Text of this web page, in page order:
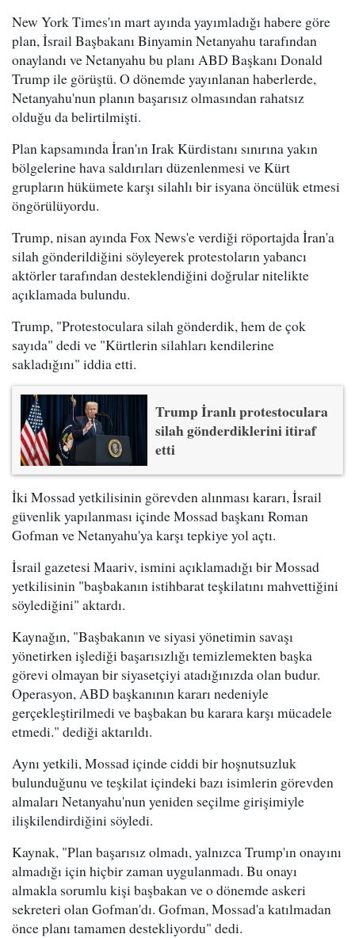
New York Times'ın mart ayında yayımladığı habere göre
plan, İsrail Başbakanı Binyamin Netanyahu tarafından
onaylandı ve Netanyahu bu planı ABD Başkanı Donald
Trump ile görüştü. O dönemde yayınlanan haberlerde,
Netanyahu'nun planın başarısız olmasından rahatsız
olduğu da belirtilmişti.
Plan kapsamında İran'ın Irak Kürdistanı sınırına yakın
bölgelerine hava saldırıları düzenlenmesi ve Kürt
grupların hükümete karşı silahlı bir isyana öncülük etmesi
öngörülüyordu.
Trump, nisan ayında Fox News'e verdiği röportajda İran'a
silah gönderildiğini söyleyerek protestoların yabancı
aktörler tarafından desteklendiğini doğrular nitelikte
açıklamada bulundu.
Trump, "Protestoculara silah gönderdik, hem de çok
sayıda" dedi ve "Kürtlerin silahları kendilerine
sakladığını" iddia etti.
Trump İranlı protestoculara
silah gönderdiklerini itiraf
etti
İki Mossad yetkilisinin görevden alınması kararı, İsrail
güvenlik yapılanması içinde Mossad başkanı Roman
Gofman ve Netanyahu'ya karşı tepkiye yol açtı.
İsrail gazetesi Maariv, ismini açıklamadığı bir Mossad
yetkilisinin "başbakanın istihbarat teşkilatını mahvettiğini
söylediğini" aktardı.
Kaynağın, "Başbakanın ve siyasi yönetimin savaşı
yönetirken işlediği başarısızlığı temizlemekten başka
görevi olmayan bir siyasetçiyi atadığınızda olan budur.
Operasyon, ABD başkanının kararı nedeniyle
gerçekleştirilmedi ve başbakan bu karara karşı mücadele
etmedi." dediği aktarıldı.
Aynı yetkili, Mossad içinde ciddi bir hoşnutsuzluk
bulunduğunu ve teşkilat içindeki bazı isimlerin görevden
almaları Netanyahu'nun yeniden seçilme girişimiyle
ilişkilendirdiğini söyledi.
Kaynak, "Plan başarısız olmadı, yalnızca Trump'ın onayını
almadığı için hiçbir zaman uygulanmadı. Bu onayı
almakla sorumlu kişi başbakan ve o dönemde askeri
sekreteri olan Gofman'dı. Gofman, Mossad'a katılmadan
önce planı tamamen destekliyordu" dedi.